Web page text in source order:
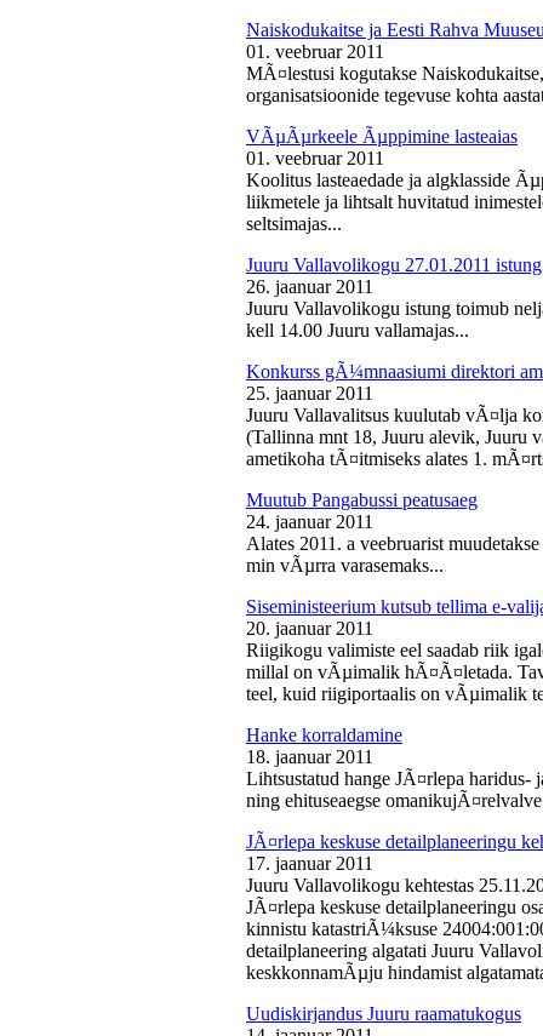
Naiskodukaitse ja Eesti Rahva
01. veebruar 2011
MÃ¤lestusi kogutakse
organisatsioonide tegevuse kohta
VÃµÃµrkeele Ãµppimine lasteaias
01. veebruar 2011
Koolitus lasteaedade ja algklasside
liikmetele ja lihtsalt huvitatud
seltsimajas...
Juuru Vallavolikogu 27.01.2011 istung
26. jaanuar 2011
Juuru Vallavolikogu istung toimub
kell 14.00 Juuru vallamajas...
Konkurss gÃ¼mnaasiumi direktori
25. jaanuar 2011
Juuru Vallavalitsus kuulutab vÃ¤lja
(Tallinna mnt 18, Juuru alevik, Juuru
ametikoha tÃ¤itmiseks alates 1.
Muutub Pangabussi peatusaeg
24. jaanuar 2011
Alates 2011. a veebruarist
min vÃµrra varasemaks...
Siseministeerium kutsub tellima e-
20. jaanuar 2011
Riigikogu valimiste eel saadab riik
millal on vÃµimalik hÃ¤Ã¤letada.
teel, kuid riigiportaalis on vÃµimalik
Hanke korraldamine
18. jaanuar 2011
Lihtsustatud hange JÃ¤rlepa
ning ehituseaegse
JÃ¤rlepa keskuse detailplaneeringu
17. jaanuar 2011
Juuru Vallavolikogu kehtestas
JÃ¤rlepa keskuse detailplaneeringu
kinnistu katastriÃ¼ksuse
detailplaneering algatati Juuru
keskkonnamÃµju hindamist
Uudiskirjandus Juuru raamatukogus